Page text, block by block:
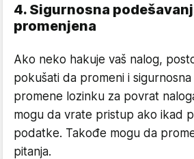
4. Sigurnosna
promenjena
Ako neko hakuje vaš nalog,
pokušati da promeni i
promene lozinku za povrat
mogu da vrate pristup ako ikad
podatke. Takođe mogu da
pitanja.